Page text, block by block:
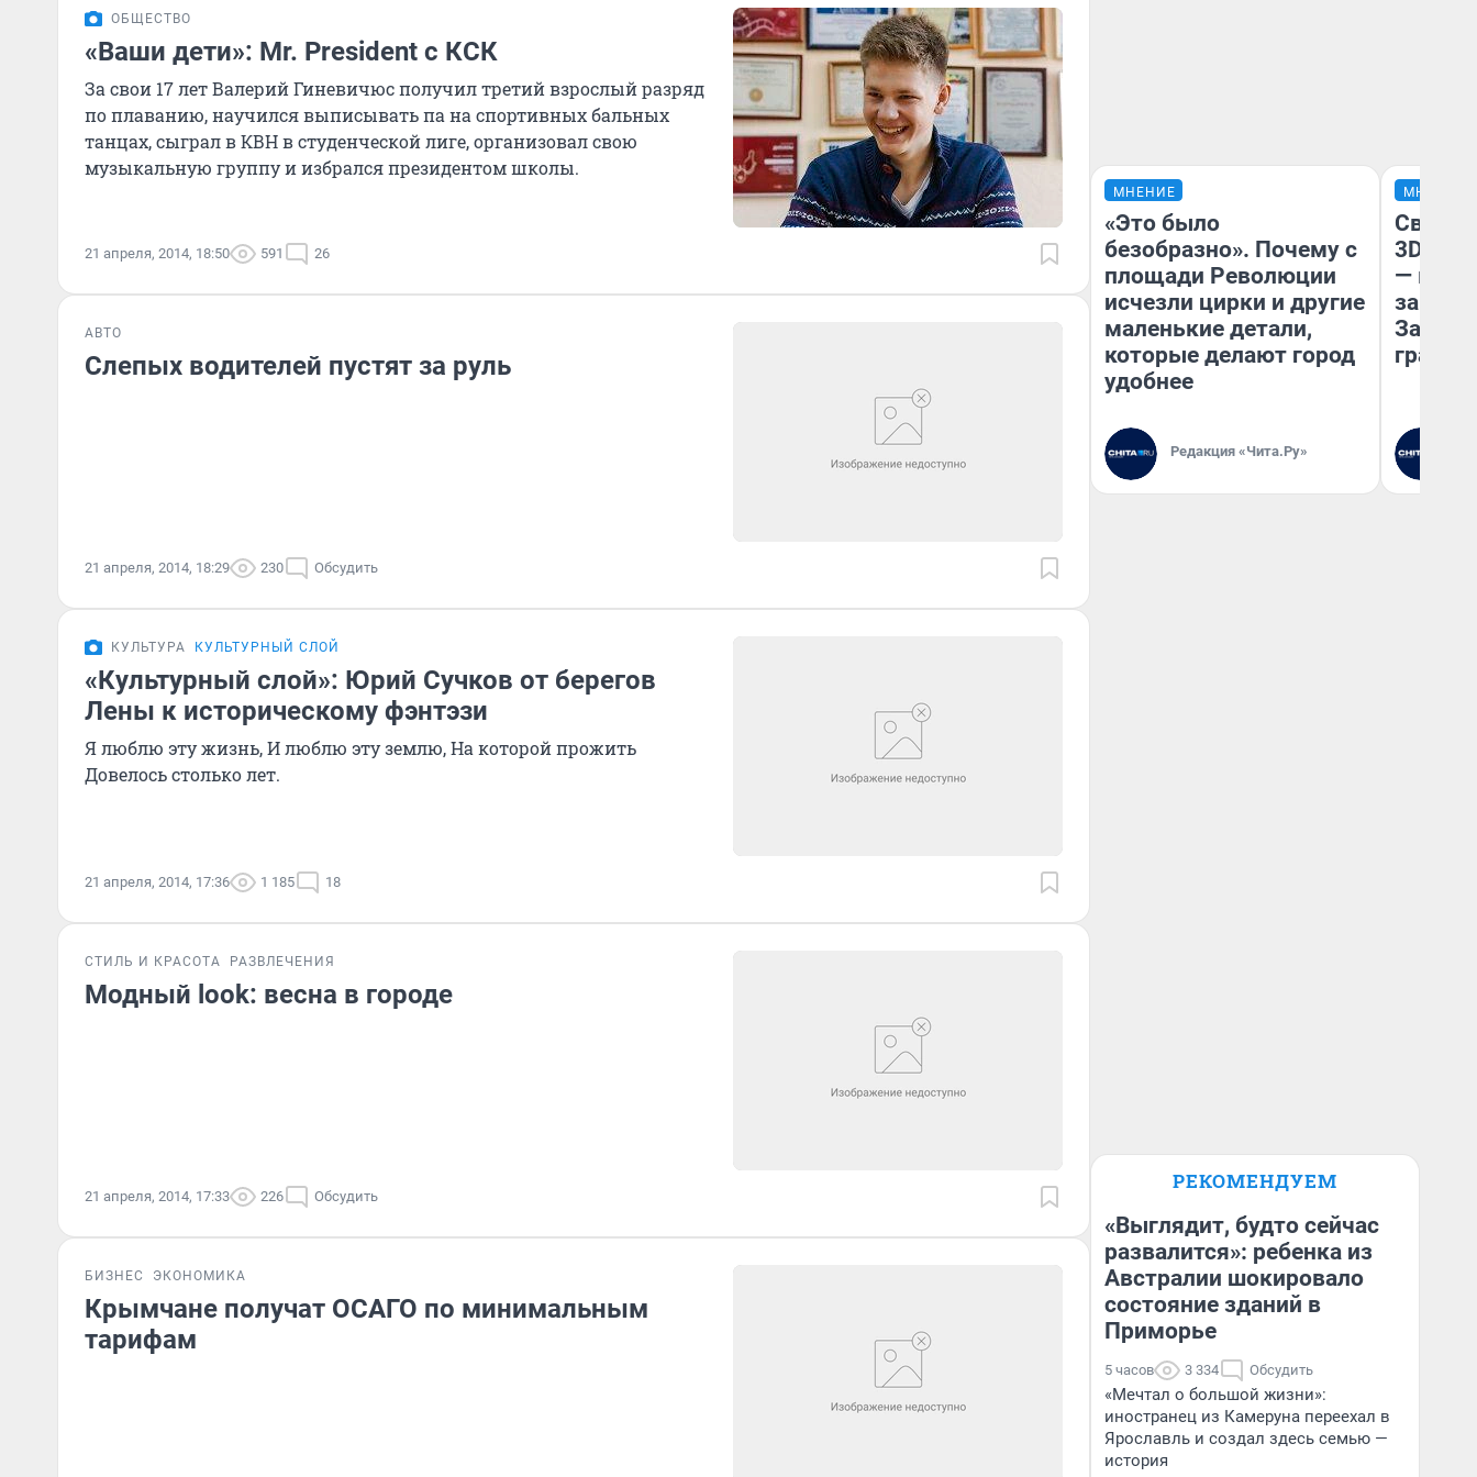
ОБЩЕСТВО
«Ваши дети»: Mr. President с КСК
За свои 17 лет Валерий Гиневичюс получил третий взрослый разряд
по плаванию, научился выписывать па на спортивных бальных
танцах, сыграл в КВН в студенческой лиге, организовал свою
музыкальную группу и избрался президентом школы.
21 апреля, 2014, 18:50 591 26
АВТО
Слепых водителей пустят за руль
21 апреля, 2014, 18:29 230 Обсудить
КУЛЬТУРА КУЛЬТУРНЫЙ СЛОЙ
«Культурный слой»: Юрий Сучков от берегов
Лены к историческому фэнтэзи
Я люблю эту жизнь, И люблю эту землю, На которой прожить
Довелось столько лет.
21 апреля, 2014, 17:36 1 185 18
СТИЛЬ И КРАСОТА РАЗВЛЕЧЕНИЯ
Модный look: весна в городе
21 апреля, 2014, 17:33 226 Обсудить
БИЗНЕС ЭКОНОМИКА
Крымчане получат ОСАГО по минимальным
тарифам
МНЕНИЕ
«Это было
безобразно». Почему с
площади Революции
исчезли цирки и другие
маленькие детали,
которые делают город
удобнее
Редакция «Чита.Ру»
МНЕНИЕ
— как
РЕКОМЕНДУЕМ
«Выглядит, будто сейчас
развалится»: ребенка из
Австралии шокировало
состояние зданий в
Приморье
5 часов 3 334 Обсудить
«Мечтал о большой жизни»:
иностранец из Камеруна переехал в
Ярославль и создал здесь семью —
история